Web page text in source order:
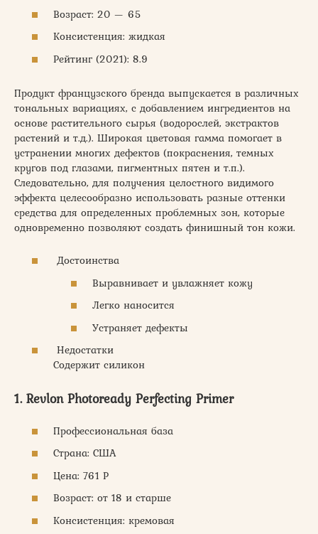
Возраст: 20 — 65
Консистенция: жидкая
Рейтинг (2021): 8.9
Продукт французского бренда выпускается в различных
тональных вариациях, с добавлением ингредиентов на
основе растительного сырья (водорослей, экстрактов
растений и т.д.). Широкая цветовая гамма помогает в
устранении многих дефектов (покраснения, темных
кругов под глазами, пигментных пятен и т.п.).
Следовательно, для получения целостного видимого
эффекта целесообразно использовать разные оттенки
средства для определенных проблемных зон, которые
одновременно позволяют создать финишный тон кожи.
Достоинства
Выравнивает и увлажняет кожу
Легко наносится
Устраняет дефекты
Недостатки
Содержит силикон
1. Revlon Photoready Perfecting Primer
Профессиональная база
Страна: США
Цена: 761 Р
Возраст: от 18 и старше
Консистенция: кремовая